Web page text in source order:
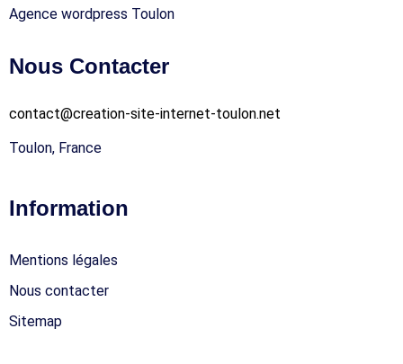
Agence wordpress Toulon
Nous Contacter
contact@creation-site-internet-toulon.net
Toulon, France
Information
Mentions légales
Nous contacter
Sitemap